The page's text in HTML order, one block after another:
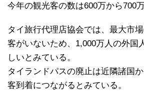
今年の観光客の数は600万から700
タイ旅行代理店協会では、最大市
客がいないため、1,000万人の外国
しいとみている。
タイランドパスの廃止は近隣諸国
客到着につながるとみている。